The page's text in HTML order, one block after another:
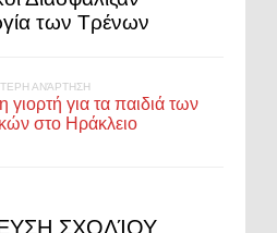
των Τρένων
ΑΝΆΡΤΗΣΗ
γιορτή για τα παιδιά των
στο Ηράκλειο
ΣΧΟΛΊΟΥ